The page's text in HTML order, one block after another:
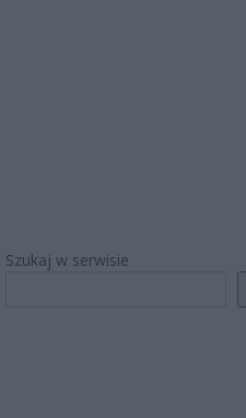
Szukaj w serwisie